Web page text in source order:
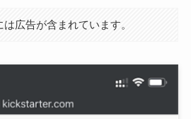
広告が含まれています。